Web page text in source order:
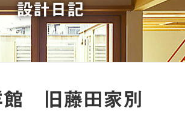
設計日記
館 旧藤田家別